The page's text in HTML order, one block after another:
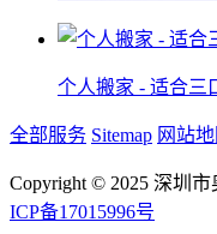
个人搬家 - 适合三
全部服务 Sitemap 网站地
Copyright © 2025 深圳
ICP备17015996号